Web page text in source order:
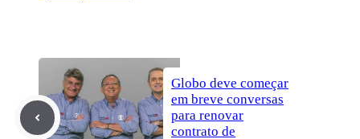
Globo deve começar
em breve conversas
para renovar
contrato de